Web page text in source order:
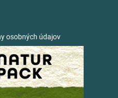
osobných údajov